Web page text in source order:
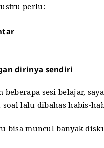
perlu:
dirinya sendiri
beberapa sesi belajar,
lalu dibahas habis-
bisa muncul banyak